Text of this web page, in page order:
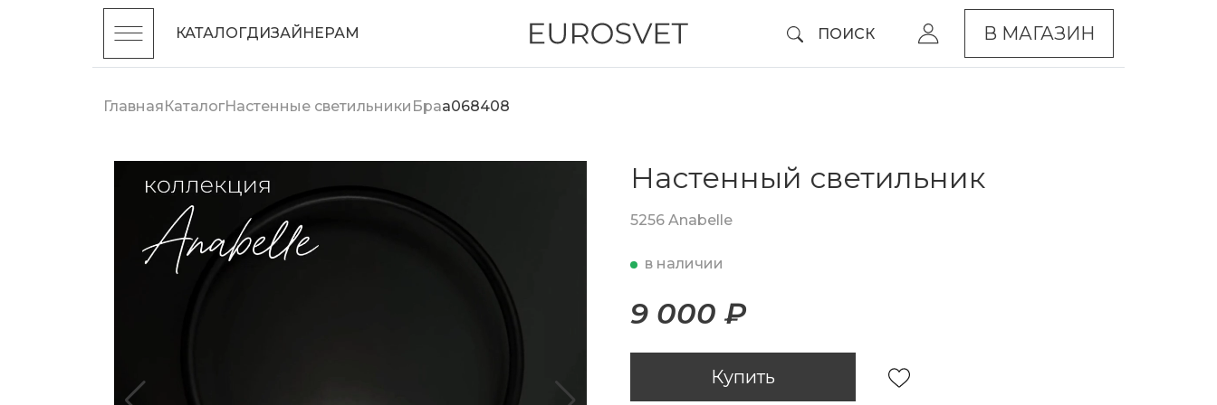
КАТАЛОГДИЗАЙНЕРАМ ПОИСК В МАГАЗИН
ГлавнаяКаталогНастенные светильники Браa068408
Настенный светильник
5256 Anabelle
в наличии
9 000 ₽
Купить